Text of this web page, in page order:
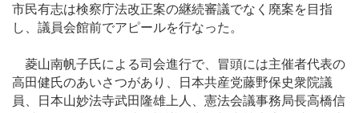
市民有志は検察庁法改正案の継続審議でなく廃案を目指
し、議員会館前でアピールを行なった。
菱山南帆子氏による司会進行で、冒頭には主催者代表の
高田健氏のあいさつがあり、日本共産党藤野保史衆院議
員、日本山妙法寺武田隆雄上人、憲法会議事務局長高橋信